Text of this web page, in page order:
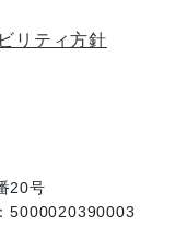
リティ方針
20号
5000020390003